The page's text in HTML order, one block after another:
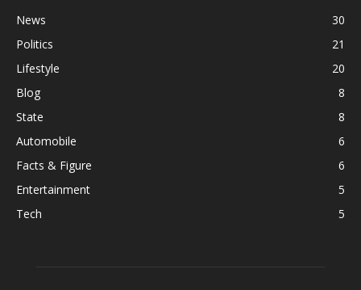
News
30
Politics
21
Lifestyle
20
Blog
8
State
8
Automobile
6
Facts & Figure
6
Entertainment
5
Tech
5